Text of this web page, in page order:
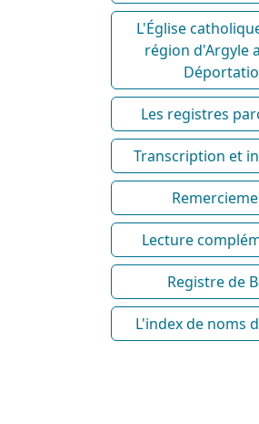
L'Église
région d'Argyle
Les registres
Transcription et
Lecture
Registre de
L'index de noms